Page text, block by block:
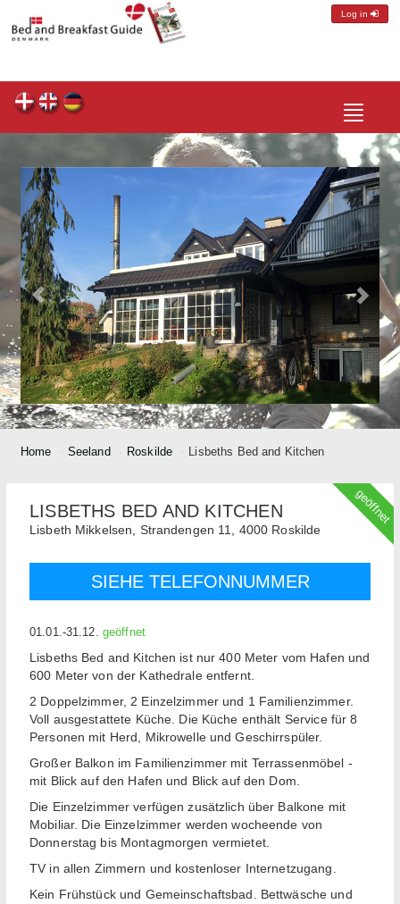
Log in
Toggle
Home Seeland Roskilde Lisbeths Bed and Kitchen
geöffnet
LISBETHS BED AND KITCHEN
Lisbeth Mikkelsen, Strandengen 11, 4000 Roskilde
SIEHE TELEFONNUMMER
01.01.-31.12. geöffnet
Lisbeths Bed and Kitchen ist nur 400 Meter vom Hafen und
600 Meter von der Kathedrale entfernt.
2 Doppelzimmer, 2 Einzelzimmer und 1 Familienzimmer.
Voll ausgestattete Küche. Die Küche enthält Service für 8
Personen mit Herd, Mikrowelle und Geschirrspüler.
Großer Balkon im Familienzimmer mit Terrassenmöbel -
mit Blick auf den Hafen und Blick auf den Dom.
Die Einzelzimmer verfügen zusätzlich über Balkone mit
Mobiliar. Die Einzelzimmer werden wocheende von
Donnerstag bis Montagmorgen vermietet.
TV in allen Zimmern und kostenloser Internetzugang.
Kein Frühstück und Gemeinschaftsbad. Bettwäsche und